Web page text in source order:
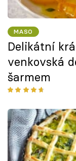
Sledujte nás
MASO
Delikátní
venkovská
šarmem